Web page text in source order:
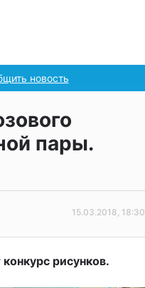
новость
пары.
15.03.2018, 18:30
рисунков.